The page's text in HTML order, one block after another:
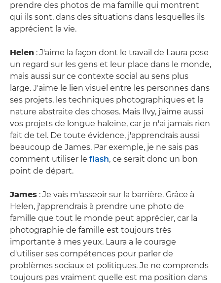
prendre des photos de ma famille qui montrent
qui ils sont, dans des situations dans lesquelles ils
apprécient la vie.
Helen : J'aime la façon dont le travail de Laura pose
un regard sur les gens et leur place dans le monde,
mais aussi sur ce contexte social au sens plus
large. J'aime le lien visuel entre les personnes dans
ses projets, les techniques photographiques et la
nature abstraite des choses. Mais Ilvy, j'aime aussi
vos projets de longue haleine, car je n'ai jamais rien
fait de tel. De toute évidence, j'apprendrais aussi
beaucoup de James. Par exemple, je ne sais pas
comment utiliser le flash, ce serait donc un bon
point de départ.
James : Je vais m'asseoir sur la barrière. Grâce à
Helen, j'apprendrais à prendre une photo de
famille que tout le monde peut apprécier, car la
photographie de famille est toujours très
importante à mes yeux. Laura a le courage
d'utiliser ses compétences pour parler de
problèmes sociaux et politiques. Je ne comprends
toujours pas vraiment quelle est ma position dans